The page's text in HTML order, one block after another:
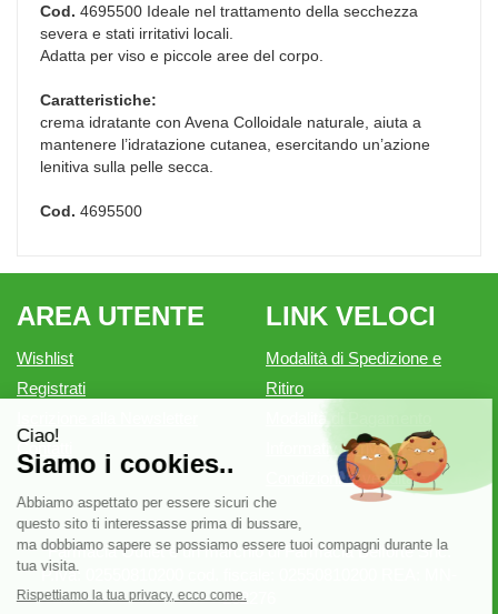
Cod. 4695500 Ideale nel trattamento della secchezza
severa e stati irritativi locali.
Adatta per viso e piccole aree del corpo.
Caratteristiche:
crema idratante con Avena Colloidale naturale, aiuta a
mantenere l’idratazione cutanea, esercitando un’azione
lenitiva sulla pelle secca.
Cod. 4695500
AREA UTENTE
Wishlist
Registrati
Contatti
LINK VELOCI
Modalità di Spedizione e
Ritiro
Informativa privacy
Condizioni di vendita
Farmacia Outlet è un marchio di Farmacia Belforte Snc.
P.Iva: 02550810200 cod. fiscale: 02550810200 REA: MN-
262276